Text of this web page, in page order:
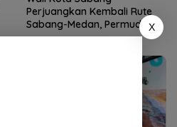
Perjuangkan Kembali Rute
Sabang-Medan, Permudah
Akses Wisatawan ke Pulau
X